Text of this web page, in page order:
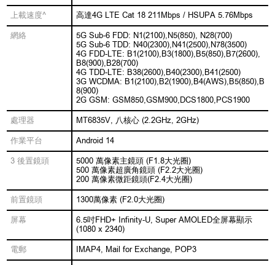
上載速度^ 高達4G LTE Cat 18 211Mbps / HSUPA 5.76Mbps
網絡
5G Sub-6 FDD: N1(2100),N5(850), N28(700)
5G Sub-6 TDD: N40(2300),N41(2500),N78(3500)
4G FDD-LTE: B1(2100),B3(1800),B5(850),B7(2600),
B8(900),B28(700)
4G TDD-LTE: B38(2600),B40(2300),B41(2500)
3G WCDMA: B1(2100),B2(1900),B4(AWS),B5(850),B
8(900)
2G GSM: GSM850,GSM900,DCS1800,PCS1900
處理器 MT6835V, 八核心 (2.2GHz, 2GHz)
作業平台 Android 14
3 後置鏡頭
5000 萬像素主鏡頭 (F1.8大光圈)
500 萬像素超廣角鏡頭 (F2.2大光圈)
200 萬像素微距鏡頭(F2.4大光圈)
前置鏡頭 1300萬像素 (F2.0大光圈)
屏幕
6.5吋FHD+ Infinity-U, Super AMOLED全屏幕顯示
(1080 x 2340)
電郵 IMAP4, Mail for Exchange, POP3